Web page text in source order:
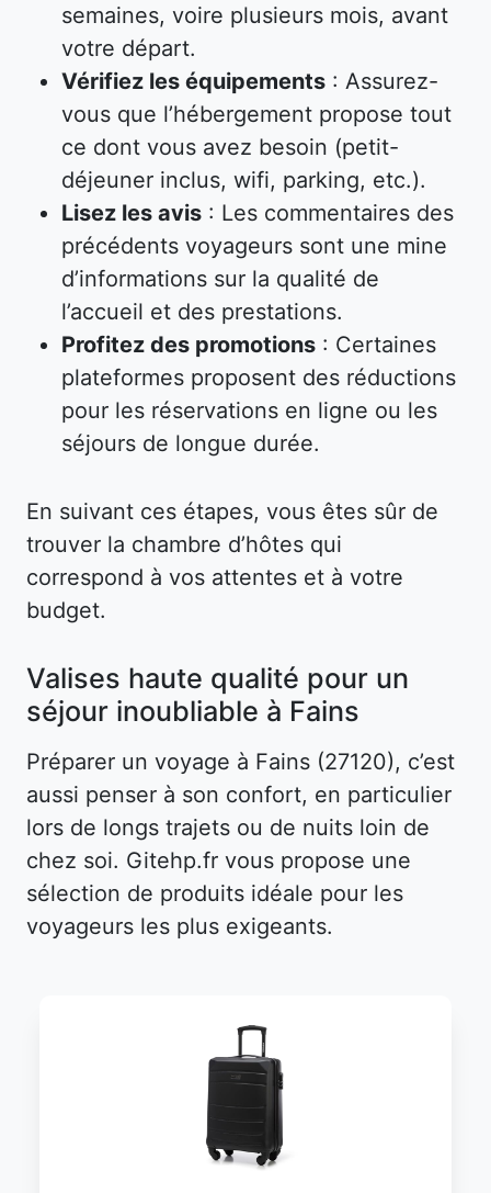
semaines, voire plusieurs mois, avant
votre départ.
Vérifiez les équipements : Assurez-
vous que l’hébergement propose tout
ce dont vous avez besoin (petit-
déjeuner inclus, wifi, parking, etc.).
Lisez les avis : Les commentaires des
précédents voyageurs sont une mine
d’informations sur la qualité de
l’accueil et des prestations.
Profitez des promotions : Certaines
plateformes proposent des réductions
pour les réservations en ligne ou les
séjours de longue durée.
En suivant ces étapes, vous êtes sûr de
trouver la chambre d’hôtes qui
correspond à vos attentes et à votre
budget.
Valises haute qualité pour un
séjour inoubliable à Fains
Préparer un voyage à Fains (27120), c’est
aussi penser à son confort, en particulier
lors de longs trajets ou de nuits loin de
chez soi. Gitehp.fr vous propose une
sélection de produits idéale pour les
voyageurs les plus exigeants.